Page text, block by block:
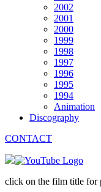
2002
2001
2000
1999
1998
1997
1996
1995
1994
Animation
Discography
CONTACT
click on the film title for